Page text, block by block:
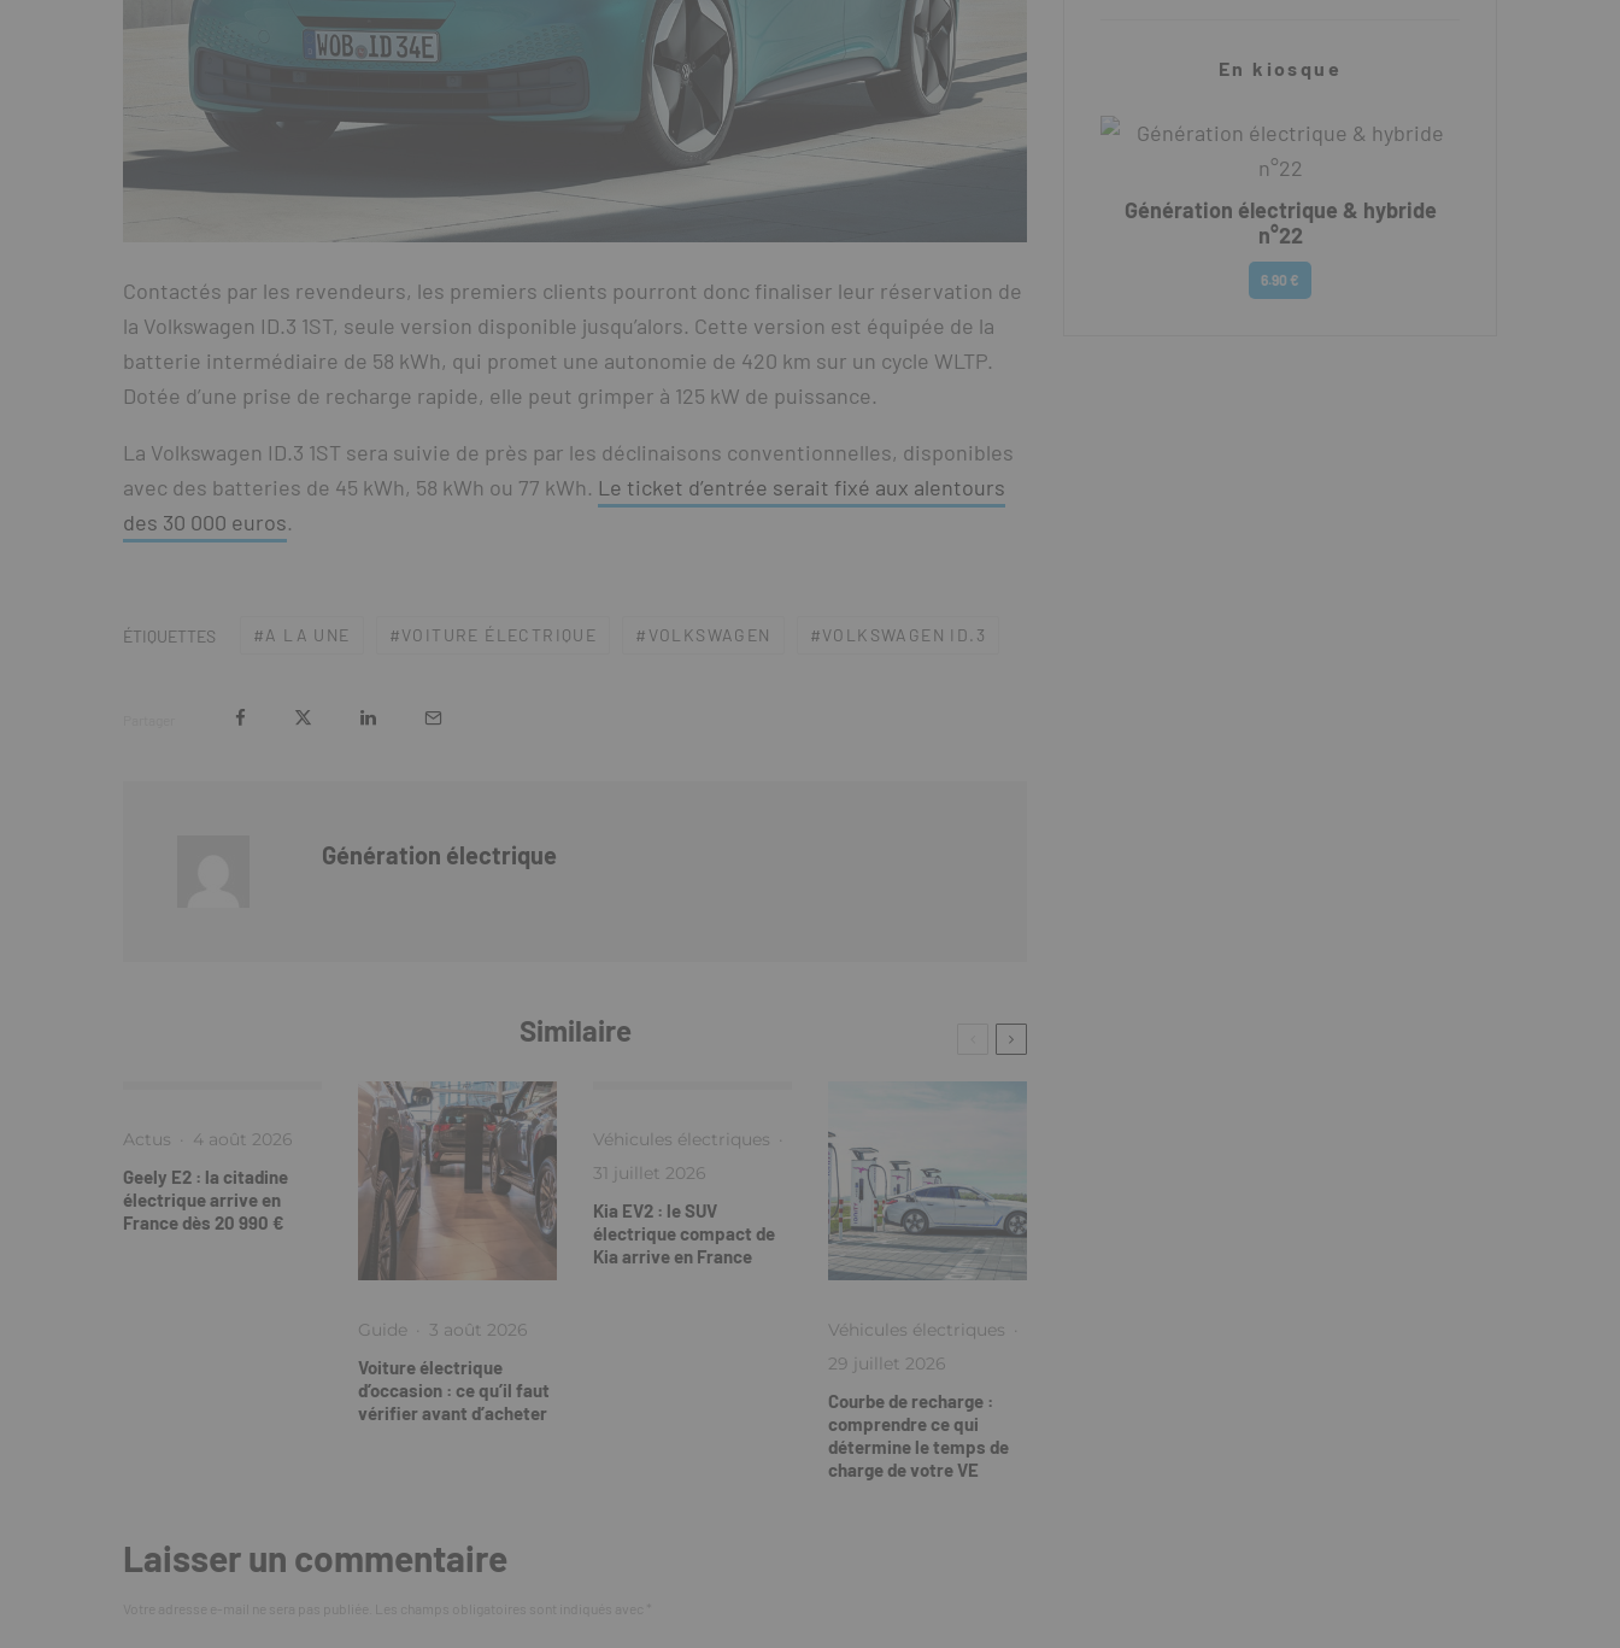
Contactés par les revendeurs, les premiers clients pourront donc finaliser leur réservation de
la Volkswagen ID.3 1ST, seule version disponible jusqu’alors. Cette version est équipée de la
batterie intermédiaire de 58 kWh, qui promet une autonomie de 420 km sur un cycle WLTP.
Dotée d’une prise de recharge rapide, elle peut grimper à 125 kW de puissance.
La Volkswagen ID.3 1ST sera suivie de près par les déclinaisons conventionnelles, disponibles
avec des batteries de 45 kWh, 58 kWh ou 77 kWh. Le ticket d’entrée serait fixé aux alentours
des 30 000 euros.
ÉTIQUETTES A LA UNE VOITURE ÉLECTRIQUE VOLKSWAGEN VOLKSWAGEN ID.3
Génération électrique
Similaire
Actus · 4 août 2026
Geely E2 : la citadine
électrique arrive en
France dès 20 990 €
Guide · 3 août 2026
Voiture électrique
d’occasion : ce qu’il faut
vérifier avant d’acheter
Véhicules électriques ·
31 juillet 2026
Kia EV2 : le SUV
électrique compact de
Kia arrive en France
Véhicules électriques ·
29 juillet 2026
Courbe de recharge :
comprendre ce qui
détermine le temps de
charge de votre VE
Laisser un commentaire
En kiosque
Génération électrique & hybride
n°22
6.90 €